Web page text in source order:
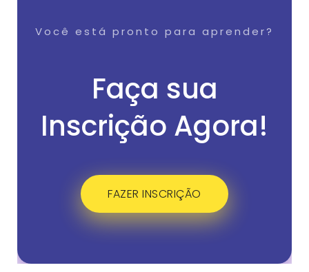
Você está pronto para aprender?
Faça sua
Inscrição Agora!
FAZER INSCRIÇÃO